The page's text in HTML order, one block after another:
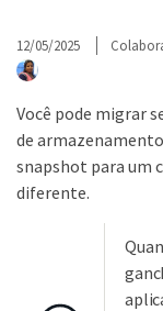
12/05/2025
Você pode migrar
de
snapshot para um
diferente.